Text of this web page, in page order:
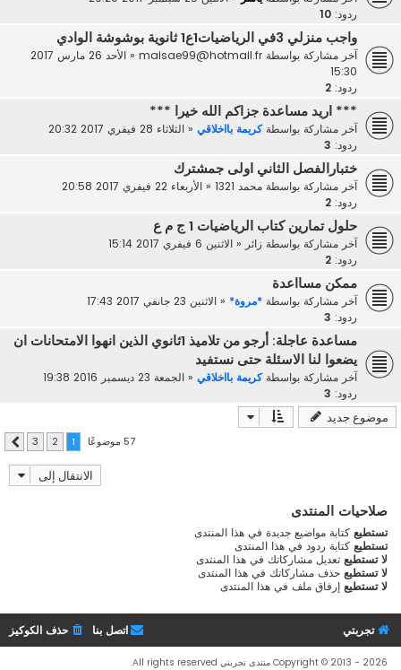
ردود: 10
واجب منزلي 3في الرياضيات1ع1 ثانوية بوشوشة الوادي
آخر مشاركة بواسطة maisae99@hotmail.fr
«
الأحد 26 مارس 2017
15:30
ردود: 2
*** اريد مساعدة جزاكم الله خيرا ***
آخر مشاركة بواسطة كريمة بااخلاقي« الثلاثاء 28 فيفري 2017 20:32
ردود: 3
ختبارالفصل الثاني اولى جمشترك
آخر مشاركة بواسطة محمد 1321 « الأربعاء 22 فيفري 2017 20:58
ردود: 2
حلول تمارين كتاب الرياضيات 1 ج م ع
آخر مشاركة بواسطة زائر« الاثنين 6 فيفري 2017 15:14
ردود: 2
ممكن مسااعدة
آخر مشاركة بواسطة *مروة*« الاثنين 23 جانفي 2017 17:43
ردود: 3
مساعدة عاجلة: أرجو من تلاميذ 1ثانوي الذين انهوا الامتحانات ان
يضعوا لنا الاسئلة حتى نستفيد
آخر مشاركة بواسطة كريمة بااخلاقي« الجمعة 23 ديسمبر 2016 19:38
ردود: 3
موضوع جديد
57 موضوعًا 2
3 التالي
الانتقال إلى
صلاحيات المنتدى
تستطيعكتابة مواضيع جديدة في هذا المنتدى
تستطيعكتابة ردود في هذا المنتدى
لا تستطيعتعديل مشاركاتك في هذا المنتدى
لا تستطيعحذف مشاركاتك في هذا المنتدى
لا تستطيعإرفاق ملف في هذا المنتدى
تجربتي حذف الكوكيز اتصل بنا
Copyright © 2013 - 2026 منتدى تجربتي All rights reserved.